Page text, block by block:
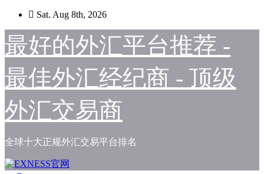
Skip
content
Sat. Aug 8th, 2026
最好的外汇平台推荐 -
最佳外汇经纪商 - 顶级
外汇交易商
全球十大正规外汇交易平台排名